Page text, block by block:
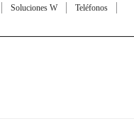
Soluciones W
Teléfonos